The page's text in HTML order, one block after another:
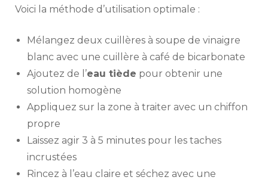
Voici la méthode d’utilisation optimale :
Mélangez deux cuillères à soupe de vinaigre
blanc avec une cuillère à café de bicarbonate
Ajoutez de l’eau tiède pour obtenir une
solution homogène
Appliquez sur la zone à traiter avec un chiffon
propre
Laissez agir 3 à 5 minutes pour les taches
incrustées
Rincez à l’eau claire et séchez avec une